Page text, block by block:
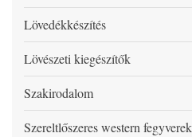
Lövedékkészítés
Lövészeti kiegészítők
Szakirodalom
Szereltlőszeres western fegyverek